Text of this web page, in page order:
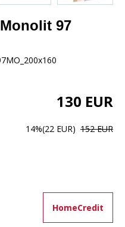
97
130 EUR
14%(22 EUR) 152 EUR
HomeCredit